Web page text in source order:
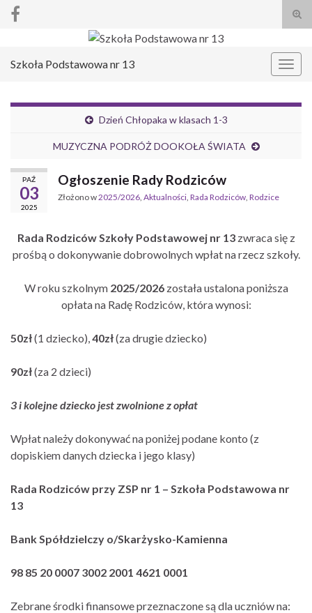
Search for:
Szkoła Podstawowa nr 13
Dzień Chłopaka w klasach 1-3
MUZYCZNA PODRÓŻ DOOKOŁA ŚWIATA
PAŹ
03
2025
Ogłoszenie Rady Rodziców
Złożono w2025/2026 Aktualności Rada Rodziców Rodzice
Rada Rodziców Szkoły Podstawowej nr 13zwraca się z
prośbą o dokonywanie dobrowolnych wpłat na rzecz szkoły.
W roku szkolnym 2025/2026została ustalona poniższa
opłata na Radę Rodziców, która wynosi:
50zł(1 dziecko),40zł(za drugie dziecko)
90zł(za 2 dzieci)
3 i kolejne dziecko jest zwolnione z opłat
Wpłat należy dokonywać na poniżej podane konto (z
dopiskiem danych dziecka i jego klasy)
Rada Rodziców przy ZSP nr 1 – Szkoła Podstawowa nr
13
Bank Spółdzielczy o/Skarżysko-Kamienna
98 85 20 0007 3002 2001 4621 0001
Zebrane środki finansowe przeznaczone są dla uczniów na: